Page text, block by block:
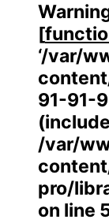
[
‘/var/
91-91-
/var/
pro/
on line